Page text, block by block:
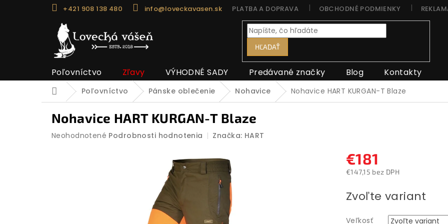
+421 908 138 480 info@loveckavasen.sk PLATBA A DOPRAVA OBCHODNÉ PODMIENKY
HĽADAŤ
Poľovníctvo Zľavy VÝHODNÉ SADY Predávané značky Blog Kontakty
DomovPoľovníctvo Pánske oblečenie Nohavice Nohavice HART KURGAN-T Blaze
Nohavice HART KURGAN-T Blaze
Priemerné
Neohodnotené Podrobnosti hodnotenia Značka: HART
€181
€147,15 bez DPH
cena:
Zvoľte variant
Veľkosť